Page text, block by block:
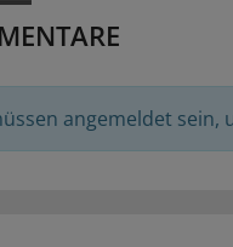
angemeldet